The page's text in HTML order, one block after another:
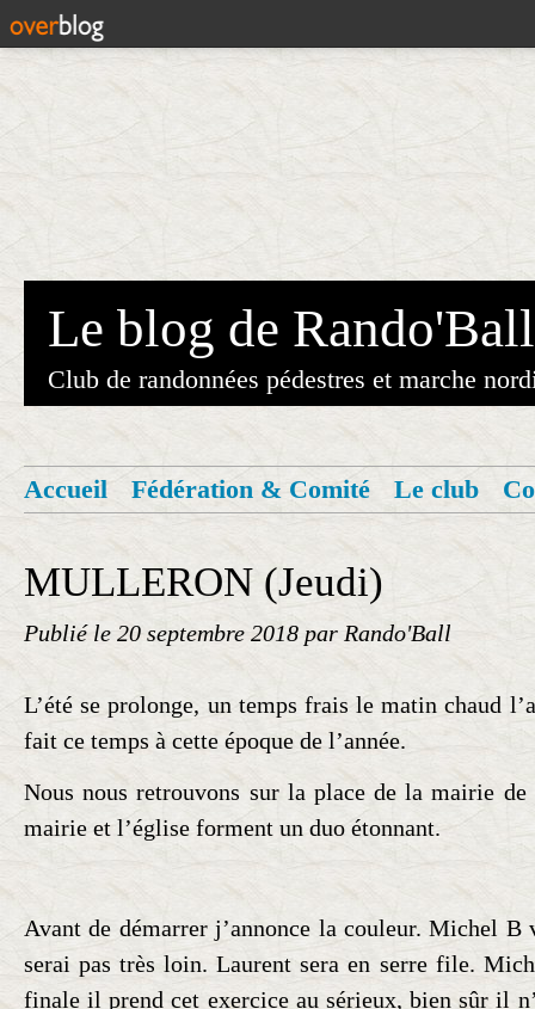
Le blog de Rando'Ball
Club de randonnées pédestres et marche
Accueil Fédération & Comité Le club
MULLERON (Jeudi)
Publié le 20 septembre 2018 par Rando'Ball
L’été se prolonge, un temps frais le matin chaud
fait ce temps à cette époque de l’année.
Nous nous retrouvons sur la place de la mairie
mairie et l’église forment un duo étonnant.
Avant de démarrer j’annonce la couleur. Michel B
serai pas très loin. Laurent sera en serre file.
finale il prend cet exercice au sérieux, bien sûr il